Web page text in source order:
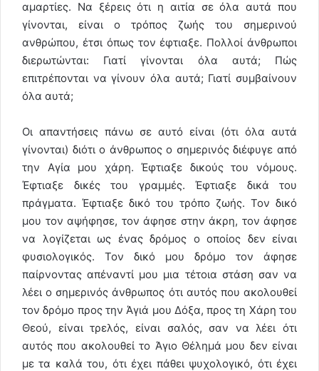
αμαρτίες. Να ξέρεις ότι η αιτία σε όλα αυτά που
γίνονται, είναι ο τρόπος ζωής του σημερινού
ανθρώπου, έτσι όπως τον έφτιαξε. Πολλοί άνθρωποι
διερωτώνται: Γιατί γίνονται όλα αυτά; Πώς
επιτρέπονται να γίνουν όλα αυτά; Γιατί συμβαίνουν
όλα αυτά;
Οι απαντήσεις πάνω σε αυτό είναι (ότι όλα αυτά
γίνονται) διότι ο άνθρωπος ο σημερινός διέφυγε από
την Αγία μου χάρη. Έφτιαξε δικούς του νόμους.
Έφτιαξε δικές του γραμμές. Έφτιαξε δικά του
πράγματα. Έφτιαξε δικό του τρόπο ζωής. Τον δικό
μου τον αψήφησε, τον άφησε στην άκρη, τον άφησε
να λογίζεται ως ένας δρόμος ο οποίος δεν είναι
φυσιολογικός. Τον δικό μου δρόμο τον άφησε
παίρνοντας απέναντί μου μια τέτοια στάση σαν να
λέει ο σημερινός άνθρωπος ότι αυτός που ακολουθεί
τον δρόμο προς την Άγιά μου Δόξα, προς τη Χάρη του
Θεού, είναι τρελός, είναι σαλός, σαν να λέει ότι
αυτός που ακολουθεί το Άγιο Θέλημά μου δεν είναι
με τα καλά του, ότι έχει πάθει ψυχολογικό, ότι έχει